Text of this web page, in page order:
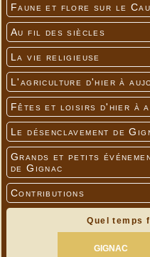
Faune et flore sur le
Au fil des siècles
La vie religieuse
L'agriculture d'hier à
Fêtes et loisirs d'hier à
Le désenclavement de
Grands et petits
de Gignac
Contributions
Quel